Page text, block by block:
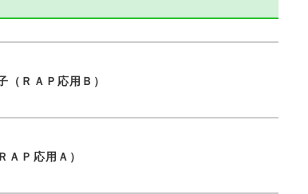
（ＲＡＰ応用Ｂ）
ＡＰ応用Ａ）